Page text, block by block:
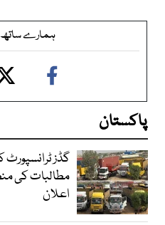
ہمارے
پاکستان
گڈز ٹرانسپورٹ
مطالبات کی
اعلان